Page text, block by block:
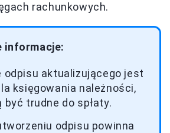
rachunkowych.
informacje:
odpisu aktualizującego jest
księgowania należności,
być trudne do spłaty.
odpisu powinna